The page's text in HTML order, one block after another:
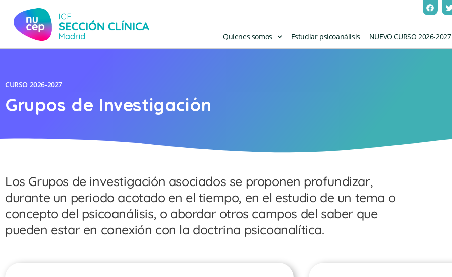
Quienes somos Estudiar psicoanálisis NUEVO CURSO 2026-2027
CURSO 2026-2027
Grupos de Investigación
Los Grupos de investigación asociados se proponen profundizar,
durante un periodo acotado en el tiempo, en el estudio de un tema o
concepto del psicoanálisis, o abordar otros campos del saber que
pueden estar en conexión con la doctrina psicoanalítica.